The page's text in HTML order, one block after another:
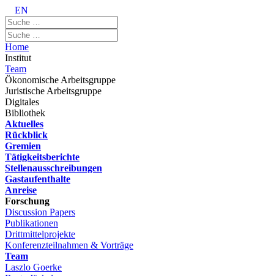
EN
Home
Institut
Team
Ökonomische Arbeitsgruppe
Juristische Arbeitsgruppe
Digitales
Bibliothek
Aktuelles
Rückblick
Gremien
Tätigkeitsberichte
Stellenausschreibungen
Gastaufenthalte
Anreise
Forschung
Discussion Papers
Publikationen
Drittmittelprojekte
Konferenzteilnahmen & Vorträge
Team
Laszlo Goerke